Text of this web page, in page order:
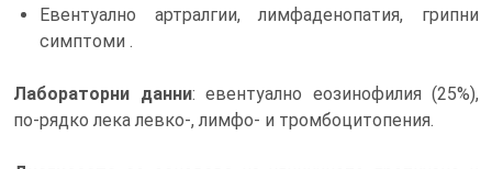
Евентуално артралгии, лимфаденопатия, грипни
симптоми .
Лабораторни данни: евентуално еозинофилия (25%),
по-рядко лека левко-, лимфо- и тромбоцитопения.